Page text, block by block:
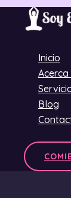
Ir
Inicio
Acerca
Blog